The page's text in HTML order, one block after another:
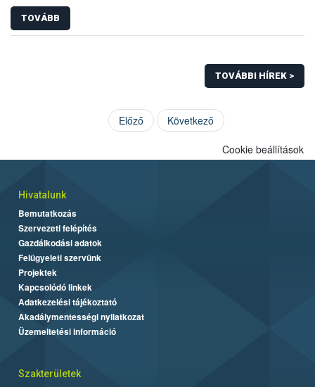
TOVÁBB
TOVÁBBI HÍREK >
Előző Következő
Cookie beállítások
Hivatalunk
Bemutatkozás
Szervezeti felépítés
Gazdálkodási adatok
Felügyeleti szervünk
Projektek
Kapcsolódó linkek
Adatkezelési tájékoztató
Akadálymentességi nyilatkozat
Üzemeltetési információ
Szakterületek